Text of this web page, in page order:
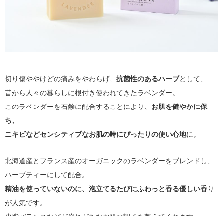
切り傷ややけどの痛みをやわらげ、 抗菌性のあるハーブとして、
昔から人々の暮らしに根付き使われてきたラベンダー。
このラベンダーを石鹸に配合することにより、 お肌を健やかに保
ち、
ニキビなどセンシティブなお肌の時にぴったりの使い心地に。
北海道産とフランス産のオーガニックのラベンダーをブレンドし、
ハーブティーにして配合。
精油を使っていないのに、泡立てるたびにふわっと香る優しい香り
が人気です。